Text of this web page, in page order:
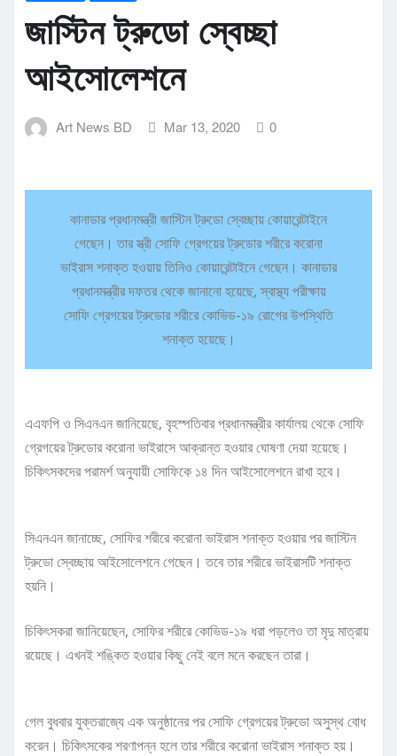
জাস্টিন ট্রুডো স্বেচ্ছা
আইসোলেশনে
Art News BD Mar 13, 2020 0
কানাডার প্রধানমন্ত্রী জাস্টিন ট্রুডো স্বেচ্ছায় কোয়ারেন্টাইনে
গেছেন। তার স্ত্রী সোফি গ্রেগয়ের ট্রুডোর শরীরে করোনা
ভাইরাস শনাক্ত হওয়ায় তিনিও কোয়ারেন্টাইনে গেছেন। কানাডার
প্রধানমন্ত্রীর দফতর থেকে জানানো হয়েছে, স্বাস্থ্য পরীক্ষায়
সোফি গ্রেগয়ের ট্রুডোর শরীরে কোভিড-১৯ রোগের উপস্থিতি
শনাক্ত হয়েছে।
এএফপি ও সিএনএন জানিয়েছে, বৃহস্পতিবার প্রধানমন্ত্রীর কার্যালয় থেকে সোফি
গ্রেগয়ের ট্রুডোর করোনা ভাইরাসে আক্রান্ত হওয়ার ঘোষণা দেয়া হয়েছে।
চিকিৎসকদের পরামর্শ অনুযায়ী সোফিকে ১৪ দিন আইসোলেশনে রাখা হবে।
সিএনএন জানাচ্ছে, সোফির শরীরে করোনা ভাইরাস শনাক্ত হওয়ার পর জাস্টিন
ট্রুডো স্বেচ্ছায় আইসোলেশনে গেছেন। তবে তার শরীরে ভাইরাসটি শনাক্ত
হয়নি।
চিকিৎসকরা জানিয়েছেন, সোফির শরীরে কোভিড-১৯ ধরা পড়লেও তা মৃদু মাত্রায়
রয়েছে। এখনই শঙ্কিত হওয়ার কিছু নেই বলে মনে করছেন তারা।
গেল বুধবার যুক্তরাজ্যে এক অনুষ্ঠানের পর সোফি গ্রেগয়ের ট্রুডো অসুস্থ বোধ
করেন। চিকিৎসকের শরণাপন্ন হলে তার শরীরে করোনা ভাইরাস শনাক্ত হয়।